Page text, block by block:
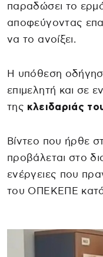
παραδώσει το
αποφεύγοντας
να το ανοίξει.
Η υπόθεση
επιμελητή και σε
της κλειδαριάς
Βίντεο που ήρθε
προβάλεται στο
ενέργειες που
του ΟΠΕΚΕΠΕ κατά